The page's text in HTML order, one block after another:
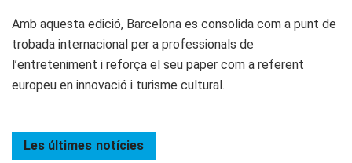
Amb aquesta edició, Barcelona es consolida com a punt de
trobada internacional per a professionals de
l’entreteniment i reforça el seu paper com a referent
europeu en innovació i turisme cultural.
Les últimes notícies